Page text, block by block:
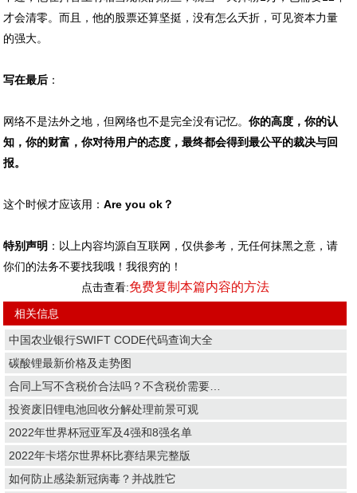
才会清零。而且，他的股票还算坚挺，没有怎么夭折，可见资本力量
的强大。
写在最后 ：
网络不是法外之地，但网络也不是完全没有记忆。你的高度，你的认
知，你的财富，你对待用户的态度，最终都会得到最公平的裁决与回
报。
这个时候才应该用：Are you ok？
特别声明 ：以上内容均源自互联网，仅供参考，无任何抹黑之意，请
你们的法务不要找我哦！我很穷的！
点击查看:免费复制本篇内容的方法
相关信息
中国农业银行SWIFT CODE代码查询大全
碳酸锂最新价格及走势图
合同上写不含税价合法吗？不含税价需要…
投资废旧锂电池回收分解处理前景可观
2022年世界杯冠亚军及4强和8强名单
2022年卡塔尔世界杯比赛结果完整版
如何防止感染新冠病毒？并战胜它